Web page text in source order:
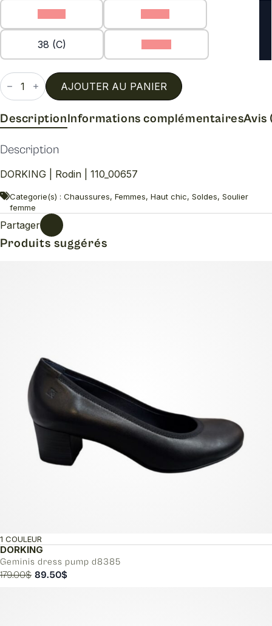
38 (C)
quantité
de
Rodin
AJOUTER AU PANIER
DescriptionInformations complémentairesAvis
Description
DORKING | Rodin | 110_00657
Categorie(s) : Chaussures, Femmes, Haut chic, Soldes, Soulier
femme
Partager
Produits suggérés
DORKING
Geminis dress pump d8385
1 COULEUR
179.00$ Le
89.50$Le